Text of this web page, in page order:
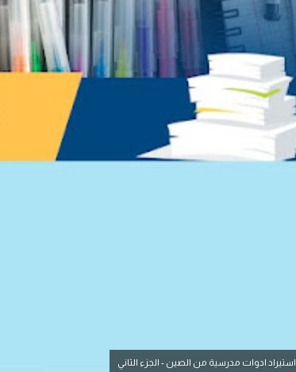
استيراد ادوات مدرسية من الصين - الجزء الثاني